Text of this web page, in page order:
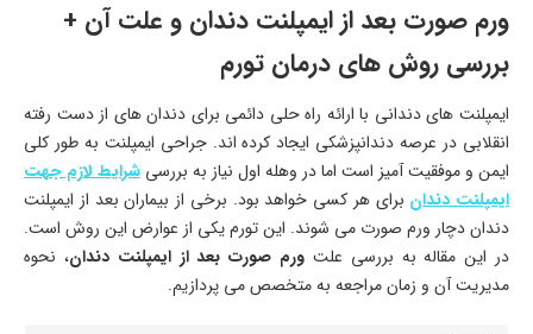
ورم صورت بعد از ایمپلنت دندان و علت آن +
بررسی روش های درمان تورم
ایمپلنت های دندانی با ارائه راه حلی دائمی برای دندان های از دست رفته
انقلابی در عرصه دندانپزشکی ایجاد کرده اند. جراحی ایمپلنت به طور کلی
ایمن و موفقیت آمیز است اما در وهله اول نیاز به بررسی شرایط لازم جهت
ایمپلنت دندان برای هر کسی خواهد بود. برخی از بیماران بعد از ایمپلنت
دندان دچار ورم صورت می شوند. این تورم یکی از عوارض این روش است.
در این مقاله به بررسی علت ورم صورت بعد از ایمپلنت دندان، نحوه
مدیریت آن و زمان مراجعه به متخصص می پردازیم.